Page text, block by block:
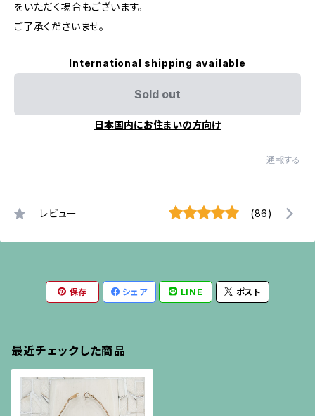
をいただく場合もございます。
ご了承くださいませ。
International shipping available
Sold out
日本国内にお住まいの方向け
通報する
レビュー (86)
保存 シェア LINE ポスト
最近チェックした商品